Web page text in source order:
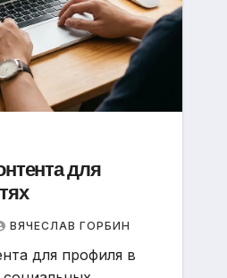
для
ВЯЧЕСЛАВ ГОРБИН
для профиля в